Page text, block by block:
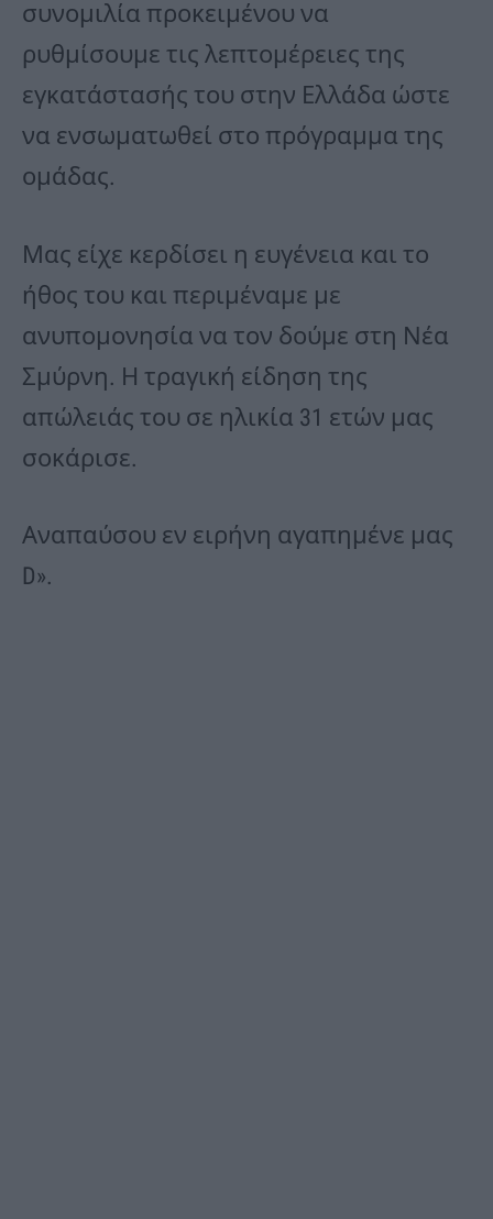
συνομιλία προκειμένου να
ρυθμίσουμε τις λεπτομέρειες της
εγκατάστασής του στην Ελλάδα ώστε
να ενσωματωθεί στο πρόγραμμα της
ομάδας.
Μας είχε κερδίσει η ευγένεια και το
ήθος του και περιμέναμε με
ανυπομονησία να τον δούμε στη Νέα
Σμύρνη. Η τραγική είδηση της
απώλειάς του σε ηλικία 31 ετών μας
σοκάρισε.
Αναπαύσου εν ειρήνη αγαπημένε μας
D».